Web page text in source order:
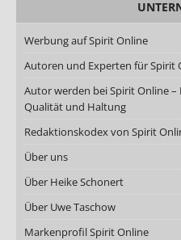
Werbung auf Spirit Online
Autoren und Experten für
Autor werden bei Spirit Online
Qualität und Haltung
Redaktionskodex von Spirit
Über uns
Über Heike Schonert
Über Uwe Taschow
Markenprofil Spirit Online